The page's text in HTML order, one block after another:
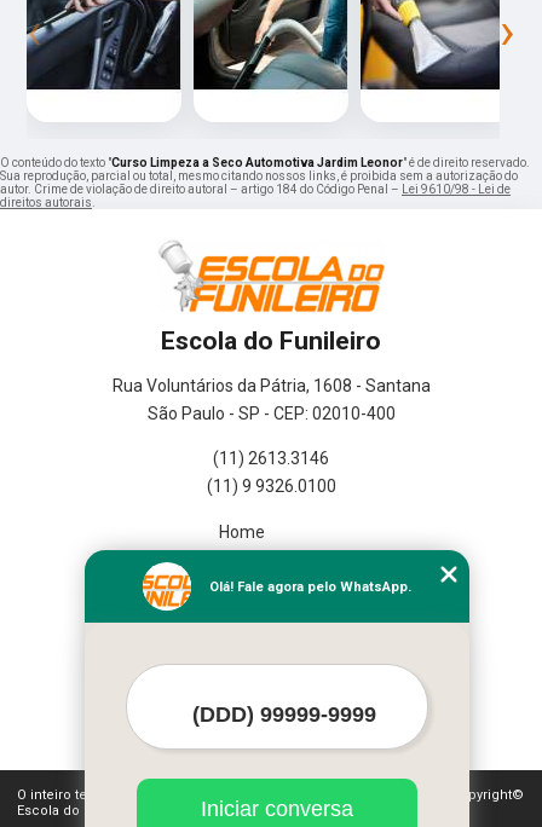
‹ ›
O conteúdo do texto "Curso Limpeza a Seco Automotiva Jardim Leonor" é de direito reservado.
Sua reprodução, parcial ou total, mesmo citando nossos links, é proibida sem a autorização do
autor. Crime de violação de direito autoral – artigo 184 do Código Penal –
Lei 9610/98 - Lei de
direitos autorais
Escola do Funileiro
Rua Voluntários da Pátria, 1608 - Santana
São Paulo - SP - CEP: 02010-400
(11) 2613.3146
(11) 9 9326.0100
Home
Missão
Mapa do site
O inteiro teor deste site está sujeito à proteção de direitos autorais. Copyright©
Escola do Funileiro (Lei 9610 de 19/02/1998)
Olá! Fale agora pelo WhatsApp.
Iniciar conversa